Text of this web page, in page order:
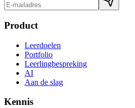
Product
Leerdoelen
Portfolio
Leerlingbespreking
AI
Aan de slag
Kennis